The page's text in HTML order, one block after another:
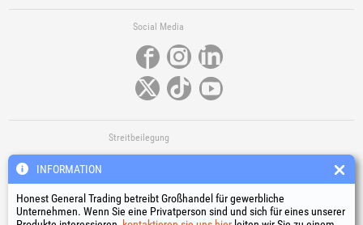
Social Media
Streitbeilegung
INFORMATION
Honest General Trading betreibt Großhandel für gewerbliche
Unternehmen. Wenn Sie eine Privatperson sind und sich für eines unserer